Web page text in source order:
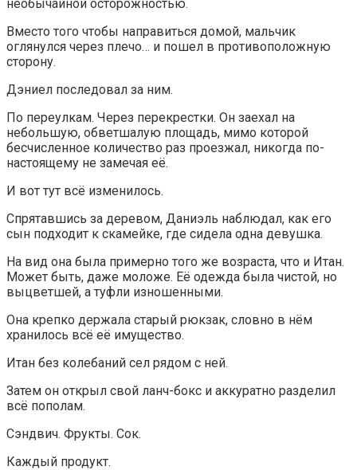
необычайной осторожностью.
Вместо того чтобы направиться домой, мальчик
оглянулся через плечо… и пошел в противоположную
сторону.
Дэниел последовал за ним.
По переулкам. Через перекрестки. Он заехал на
небольшую, обветшалую площадь, мимо которой
бесчисленное количество раз проезжал, никогда по-
настоящему не замечая её.
И вот тут всё изменилось.
Спрятавшись за деревом, Даниэль наблюдал, как его
сын подходит к скамейке, где сидела одна девушка.
На вид она была примерно того же возраста, что и Итан.
Может быть, даже моложе. Её одежда была чистой, но
выцветшей, а туфли изношенными.
Она крепко держала старый рюкзак, словно в нём
хранилось всё её имущество.
Итан без колебаний сел рядом с ней.
Затем он открыл свой ланч-бокс и аккуратно разделил
всё пополам.
Сэндвич. Фрукты. Сок.
Каждый продукт.